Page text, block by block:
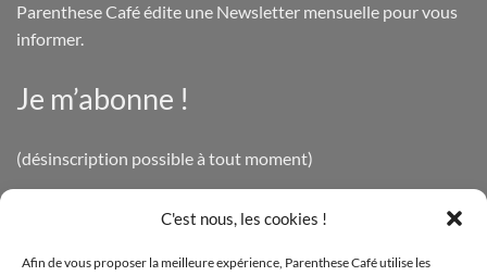
C'est nous, les cookies !
Afin de vous proposer la meilleure expérience, Parenthese Café utilise les
Parenthese Café édite une Newsletter mensuelle pour vous
informer.
Je m’abonne !
(désinscription possible à tout moment)